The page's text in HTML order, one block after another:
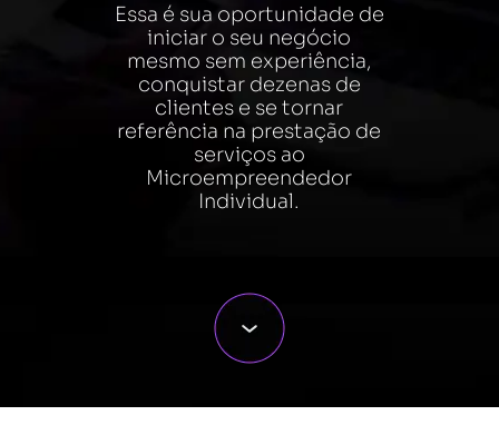
Essa é sua oportunidade de
iniciar o seu negócio
mesmo sem experiência,
conquistar dezenas de
clientes e se tornar
referência na prestação de
serviços ao
Microempreendedor
Individual.